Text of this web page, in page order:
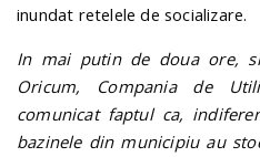
inundat retelele de socializare.
In mai putin de doua ore,
Oricum, Compania de
comunicat faptul ca,
bazinele din municipiu au